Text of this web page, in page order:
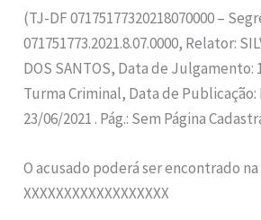
(TJ-DF 07175177320218070000 –
071751773.2021.8.07.0000, Relator:
DOS SANTOS, Data de Julgamento:
Turma Criminal, Data de Publicação:
23/06/2021 . Pág.: Sem Página
O acusado poderá ser encontrado na
XXXXXXXXXXXXXXXXXX